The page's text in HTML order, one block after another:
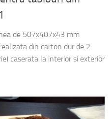
de 507x407x43 mm
din carton dur de 2
caserata la interior si exterior